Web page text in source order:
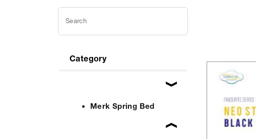
Category
Merk Spring Bed